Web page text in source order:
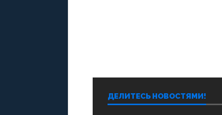
ДЕЛИТЕСЬ НОВОСТЯМИ!